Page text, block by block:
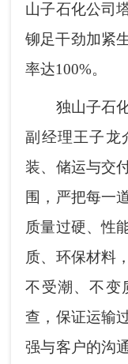
山子石化公司
铆足干劲加紧
率达100%。
独山子石化
副经理王子龙
装、储运与交
围，严把每一
质量过硬、性
质、环保材料
不受潮、不变
查，保证运输
强与客户的沟